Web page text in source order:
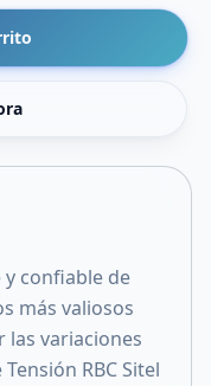
confiable de
más valiosos
las variaciones
RBC Sitel